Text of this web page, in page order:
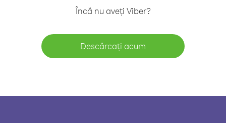
Încă nu aveți Viber?
Descărcați acum